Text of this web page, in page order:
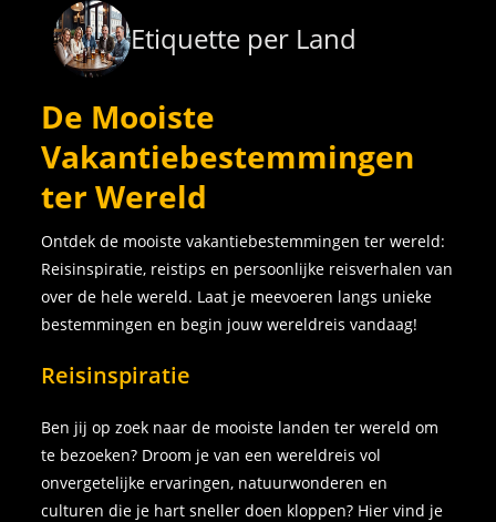
Etiquette per Land
De Mooiste
Vakantiebestemmingen
ter Wereld
Ontdek de mooiste vakantiebestemmingen ter wereld:
Reisinspiratie, reistips en persoonlijke reisverhalen van
over de hele wereld. Laat je meevoeren langs unieke
bestemmingen en begin jouw wereldreis vandaag!
Reisinspiratie
Ben jij op zoek naar de mooiste landen ter wereld om
te bezoeken? Droom je van een wereldreis vol
onvergetelijke ervaringen, natuurwonderen en
culturen die je hart sneller doen kloppen? Hier vind je